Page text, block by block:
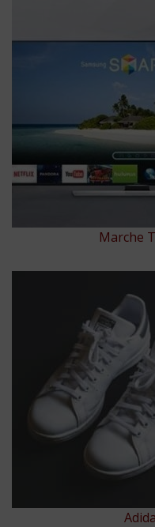
Marche